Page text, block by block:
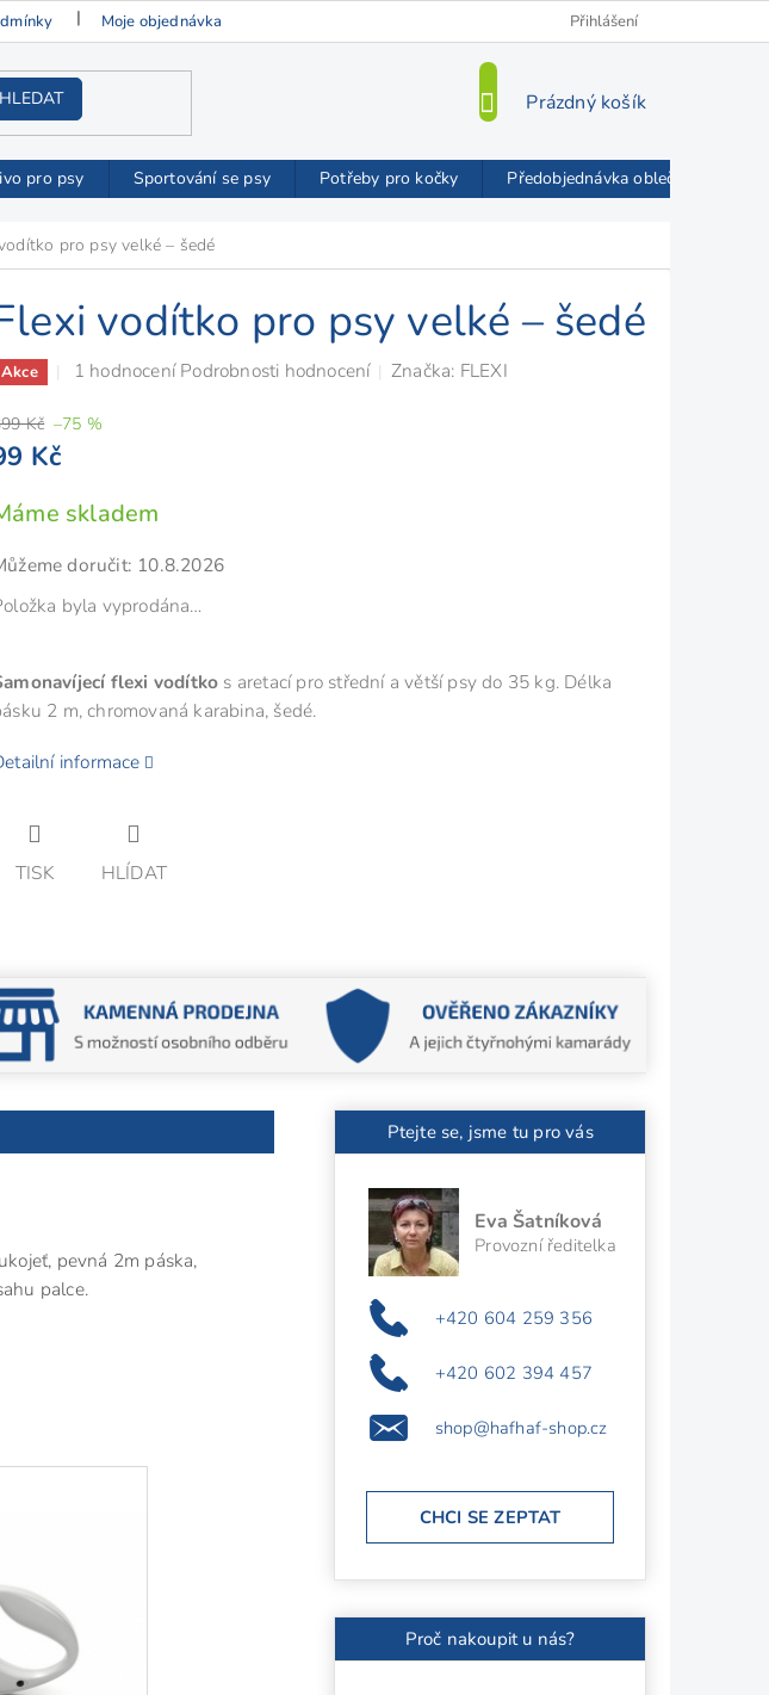
Moje objednávka VIP Slevy
Přihlášení
HLEDAT
NÁKUPNÍ
Prázdný košík
pro psy Sportování se psy Potřeby pro kočky Předobjednávka oblečků FMD
pro psy velké – šedé
vodítko pro psy velké – šedé
Akce
Průměrné
produktu
z
hvězdiček.
1 hodnocení Podrobnosti hodnocení Značka: FLEXI
Kč –75 %
Kč
cena:
skladem
doručit: 10.8.2026
byla vyprodána…
flexi vodítko s aretací pro střední a větší psy do 35 kg. Délka
2 m, chromovaná karabina, šedé.
informace
TISK HLÍDAT
pevná 2m páska,
palce.
Ptejte se, jsme tu pro vás
Eva Šatníková
Provozní ředitelka
+420 604 259 356
+420 602 394 457
shop@hafhaf-shop.cz
CHCI SE ZEPTAT
Proč nakoupit u nás?